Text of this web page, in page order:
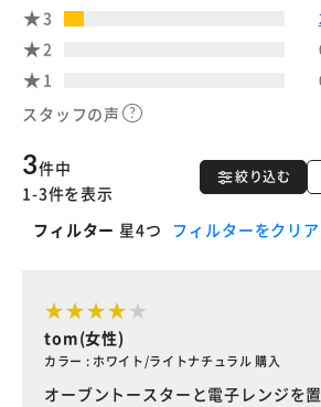
3
2
1
スタッフの声
絞り込む
3件中
1-3件を表示
フィルター 星4つ フィルターをクリア
tom(女性)
カラー : ホワイト/ライトナチュラル 購入
オーブントースターと電子レンジを